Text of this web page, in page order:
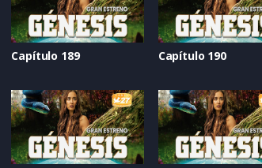
Capítulo 189 Capítulo 190